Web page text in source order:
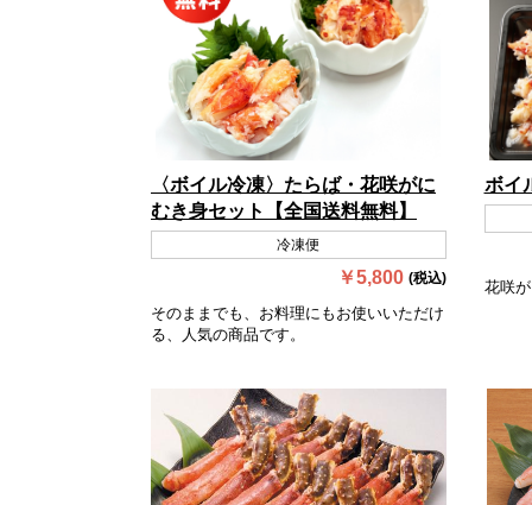
〈ボイル冷凍〉たらば・花咲がに
むき身セット【全国送料無料】
冷凍便
￥5,800 (税込)
そのままでも、お料理にもお使いいただけ
る、人気の商品です。
ボイ
花咲